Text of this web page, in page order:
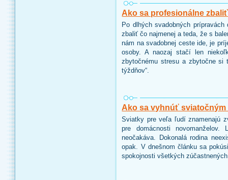
Ako sa profesionálne
Po dlhých svadobných
zbaliť čo najmenej a teda, že s
nám na svadobnej ceste ide, je
osoby. A naozaj stačí len
zbytočnému stresu a zbytočne si
týždňov“.
Ako sa vyhnúť sviatočným
Sviatky pre veľa ľudí znamenajú
pre domácnosti
neočakáva. Dokonalá rodina
opak. V dnešnom článku sa
spokojnosti všetkých